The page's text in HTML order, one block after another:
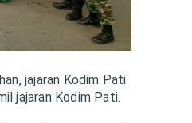
jajaran Kodim Pati
jajaran Kodim Pati.